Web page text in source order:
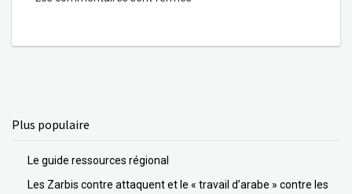
Plus populaire
Le guide ressources régional
Les Zarbis contre attaquent et le « travail d’arabe » contre les